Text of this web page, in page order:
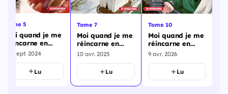
Tome 5
Moi quand je me
réincarne en
slime - Trinité -
Tome 5
12 sept. 2024
Lu
Tome 7
Moi quand je me
réincarne en
slime - Trinité -
10 avr. 2025
Lu
Tome 10
Moi quand je me
réincarne en
slime - Trinité -
9 avr. 2026
Lu